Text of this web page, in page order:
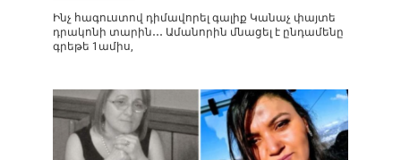
Ինչ հագուստով դիմավորել գալիք Կանաչ փայտե
դրակոնի տարին․․․ Ամանորին մնացել է ընդամենը
գրեթե 1ամիս,